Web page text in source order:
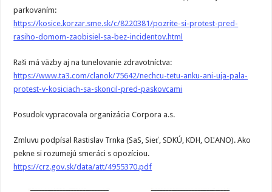
parkovaním:
https://kosice.korzar.sme.sk/c/8220381/pozrite-si-protest-pred-
rasiho-domom-zaobisiel-sa-bez-incidentov.html
Raši má väzby aj na tunelovanie zdravotníctva:
https://www.ta3.com/clanok/75642/nechcu-tetu-anku-ani-uja-pala-
protest-v-kosiciach-sa-skoncil-pred-paskovcami
Posudok vypracovala organizácia Corpora a.s.
Zmluvu podpísal Rastislav Trnka (SaS, Sieť, SDKÚ, KDH, OĽANO). Ako
pekne si rozumejú smeráci s opozíciou.
https://crz.gov.sk/data/att/4955370.pdf